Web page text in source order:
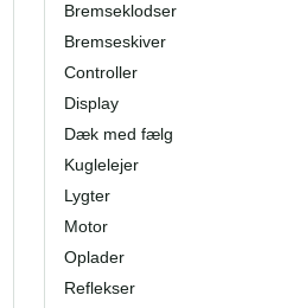
Bremseklodser
Bremseskiver
Controller
Display
Dæk med fælg
Kuglelejer
Lygter
Motor
Oplader
Reflekser